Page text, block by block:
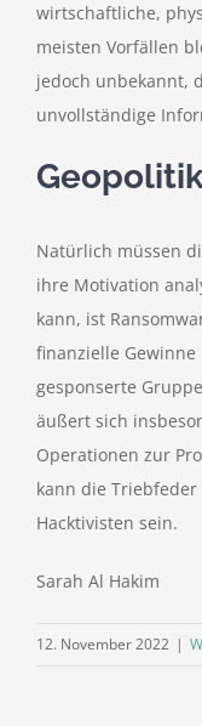
wirtschaftliche,
meisten Vorfällen
jedoch unbekannt,
unvollständige
Natürlich müssen
ihre Motivation
kann, ist
finanzielle
gesponserte
äußert sich
Operationen zur
kann die
Hacktivisten sein.
Sarah Al Hakim
12. November 2022 |